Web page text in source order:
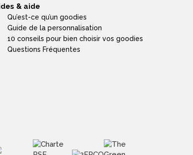
& aide
Qu’est-ce qu’un goodies
Guide de la personnalisation
10 conseils pour bien choisir vos goodies
Questions Fréquentes